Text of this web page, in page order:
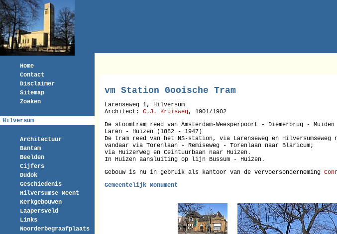
Home
Contact
Disclaimer
Sitemap
Zoeken
Hilversum
Architectuur
Bantam
Beelden
Cijfers
Dudok
Geschiedenis
Hilversumse Meent
Kerkgebouwen
Laapersveld
Links
Noorderbegraafplaats
vm Station Gooische Tram
Larenseweg 1, Hilversum
Architect: C.J. Kruisweg, 1901/1902
De stoomtram reed van Amsterdam-Weesperpoort - Diemerbrug -
Laren - Huizen (1882 - 1947)
De tram reed van het NS-station, via Larenseweg en
vandaar via Torenlaan - Remiseweg - Torenlaan naar Blaricum;
via Huizerweg en Ceintuurbaan naar Huizen.
In Huizen aansluiting op lijn Bussum - Huizen.
Gebouw is nu in gebruik als kantoor van de vervoersonderneming
Gemeentelijk Monument